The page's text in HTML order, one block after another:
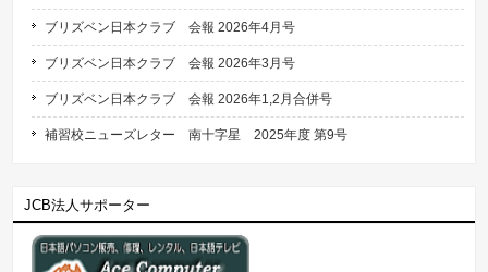
ブリズベン日本クラブ 会報 2026年4月号
ブリズベン日本クラブ 会報 2026年3月号
ブリズベン日本クラブ 会報 2026年1,2月合併号
補習校ニューズレター 南十字星 2025年度 第9号
JCB法人サポーター